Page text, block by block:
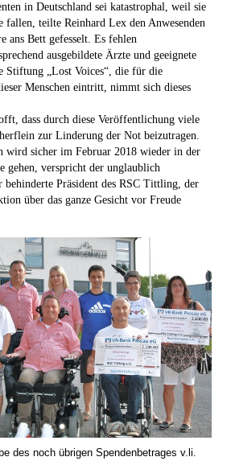
in Deutschland sei katastrophal, weil sie
fallen, teilte Reinhard Lex den Anwesenden
ans Bett gefesselt. Es fehlen
ausgebildete Ärzte und geeignete
Stiftung „Lost Voices“, die für die
Menschen eintritt, nimmt sich dieses
dass durch diese Veröffentlichung viele
zur Linderung der Not beizutragen.
wird sicher im Februar 2018 wieder in der
gehen, verspricht der unglaublich
behinderte Präsident des RSC Tittling, der
über das ganze Gesicht vor Freude
des noch übrigen Spendenbetrages v.li.